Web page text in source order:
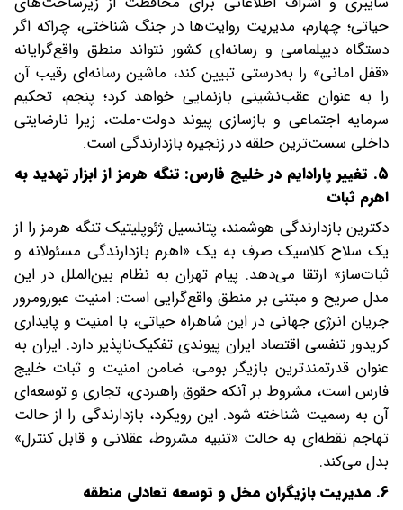
حیاتی؛ چهارم، مدیریت روایت‌ها در جنگ شناختی، چرا‌که اگر
دستگاه دیپلماسی و رسانه‌ای کشور نتواند منطق واقع‌گرایانه
«قفل امانی» را به‌درستی تبیین کند، ماشین رسانه‌ای رقیب آن
را به‌ عنوان عقب‌نشینی بازنمایی خواهد کرد؛ پنجم، تحکیم
سرمایه اجتماعی و بازسازی پیوند دولت-ملت، زیرا نارضایتی
داخلی سست‌ترین حلقه در زنجیره بازدارندگی است.
۵. تغییر پارادایم در خلیج فارس: تنگه هرمز از ابزار تهدید به
اهرم ثبات
دکترین بازدارندگی هوشمند، پتانسیل ژئوپلیتیک تنگه هرمز را از
یک سلاح کلاسیک صرف به یک «اهرم بازدارندگی مسئولانه و
ثبات‌ساز» ارتقا می‌دهد. پیام تهران به نظام بین‌الملل در این
مدل صریح و مبتنی بر منطق واقع‌گرایی است: امنیت عبور‌و‌مرور
جریان انرژی جهانی در این شاهراه حیاتی، با امنیت و پایداری
کریدور تنفسی اقتصاد ایران پیوندی تفکیک‌ناپذیر دارد. ایران به
‌عنوان قدرتمندترین بازیگر بومی، ضامن امنیت و ثبات خلیج
فارس است، مشروط بر آنکه حقوق راهبردی، تجاری و توسعه‌ای
آن به رسمیت شناخته شود. این رویکرد، بازدارندگی را از حالت
تهاجم نقطه‌ای به حالت «تنبیه مشروط، عقلانی و قابل کنترل»
بدل می‌کند.
۶. مدیریت بازیگران مخل و توسعه تعادلی منطقه